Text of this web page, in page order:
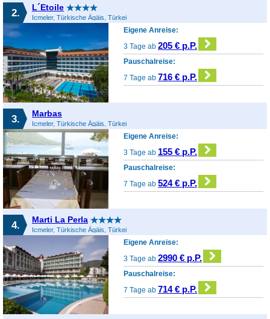
2. L´Etoile
Icmeler, Türkische Ägäis, Türkei
Eigene Anreise:
3 Tage ab205 € p.P.
Pauschalreise:
7 Tage ab 716 € p.P.
3. Marbas
Icmeler, Türkische Ägäis, Türkei
Eigene Anreise:
3 Tage ab 155 € p.P.
Pauschalreise:
7 Tage ab524 € p.P.
4. Marti La Perla
Icmeler, Türkische Ägäis, Türkei
Eigene Anreise:
3 Tage ab2990 € p.P.
Pauschalreise:
7 Tage ab 714 € p.P.